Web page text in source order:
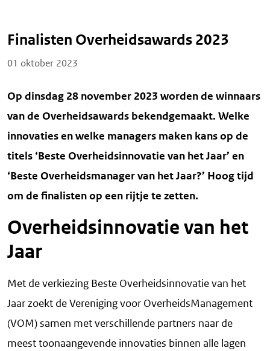
Finalisten Overheidsawards 2023
Posted on
01 oktober 2023
Op dinsdag 28 november 2023 worden de winnaars
van de Overheidsawards bekendgemaakt. Welke
innovaties en welke managers maken kans op de
titels ‘Beste Overheidsinnovatie van het Jaar’ en
‘Beste Overheidsmanager van het Jaar?’ Hoog tijd
om de finalisten op een rijtje te zetten.
Overheidsinnovatie van het
Jaar
Met de verkiezing Beste Overheidsinnovatie van het
Jaar zoekt de Vereniging voor OverheidsManagement
(VOM) samen met verschillende partners naar de
meest toonaangevende innovaties binnen alle lagen